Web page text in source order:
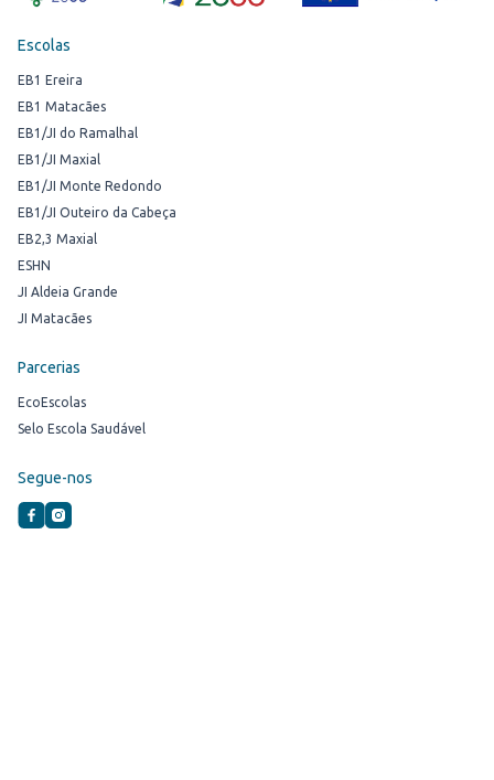
Escolas
EB1 Ereira
EB1 Matacães
EB1/JI do Ramalhal
EB1/JI Maxial
EB1/JI Monte Redondo
EB1/JI Outeiro da Cabeça
EB2,3 Maxial
ESHN
JI Aldeia Grande
JI Matacães
Parcerias
EcoEscolas
Selo Escola Saudável
Segue-nos